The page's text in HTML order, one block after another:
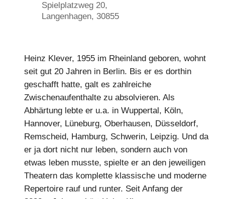
Spielplatzweg 20,
Langenhagen, 30855
Heinz Klever, 1955 im Rheinland geboren, wohnt
seit gut 20 Jahren in Berlin. Bis er es dorthin
geschafft hatte, galt es zahlreiche
Zwischenaufenthalte zu absolvieren. Als
Abhärtung lebte er u.a. in Wuppertal, Köln,
Hannover, Lüneburg, Oberhausen, Düsseldorf,
Remscheid, Hamburg, Schwerin, Leipzig. Und da
er ja dort nicht nur leben, sondern auch von
etwas leben musste, spielte er an den jeweiligen
Theatern das komplette klassische und moderne
Repertoire rauf und runter. Seit Anfang der